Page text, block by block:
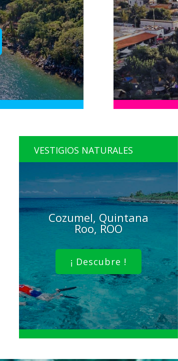
VESTIGIOS NATURALES
Cozumel, Quintana
Roo, ROO
¡ Descubre !